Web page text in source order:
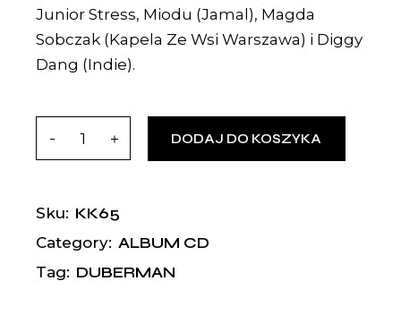
Junior Stress, Miodu (Jamal), Magda
Sobczak (Kapela Ze Wsi Warszawa) i Diggy
Dang (Indie).
DODAJ DO KOSZYKA
Sku: KK65
Category: ALBUM CD
Tag: DUBERMAN